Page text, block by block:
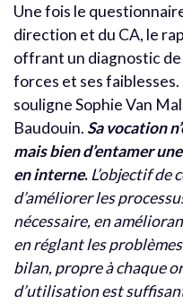
Une fois le
direction et du CA, le
offrant un diagnostic
forces et ses faiblesses.
souligne Sophie Van
Baudouin.Sa vocation
mais bien d’entamer
en interne.L’objectif
d’améliorer les
nécessaire, en
en réglant les
bilan, propre à chaque
d’utilisation est